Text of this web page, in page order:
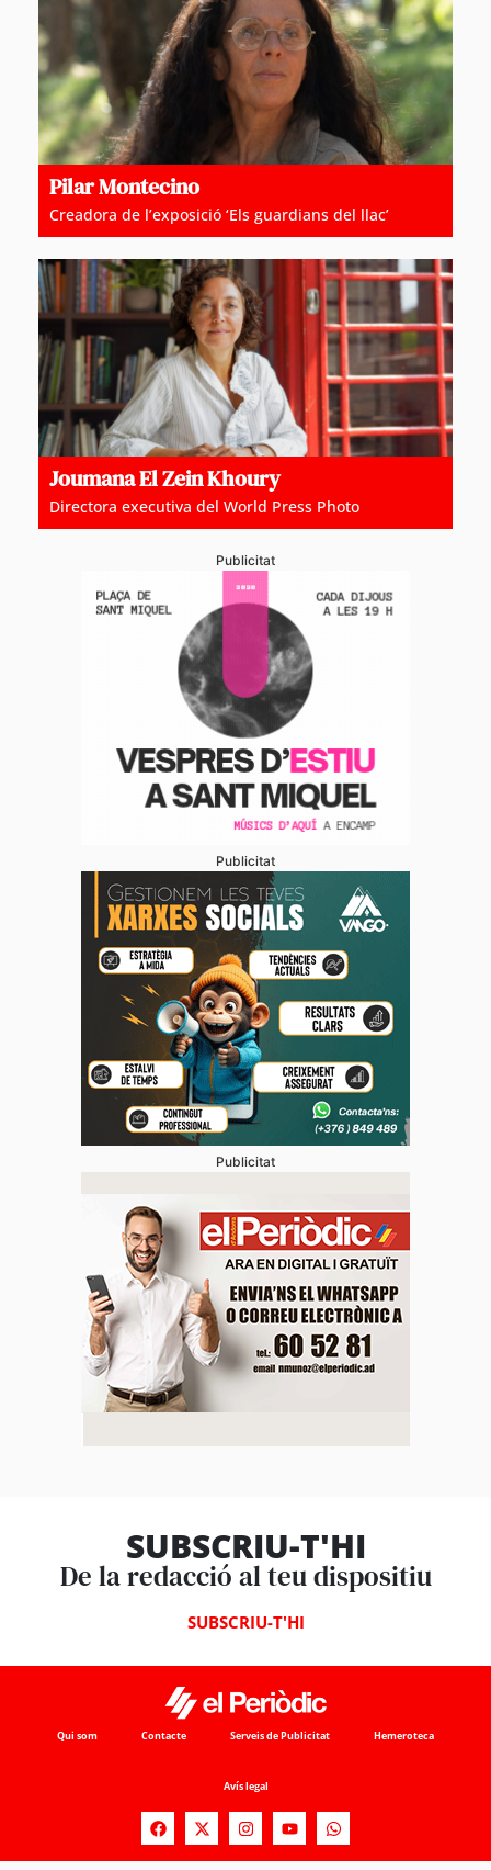
Pilar Montecino
Creadora de l’exposició ‘Els guardians del llac’
Joumana El Zein Khoury
Directora executiva del World Press Photo
Publicitat
Publicitat
Publicitat
SUBSCRIU-T'HI
De la redacció al teu dispositiu
SUBSCRIU-T'HI
Qui som Contacte Serveis de Publicitat Hemeroteca
Avís legal